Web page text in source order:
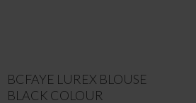
BCFAYE LUREX BLOUSE
BLACK COLOUR